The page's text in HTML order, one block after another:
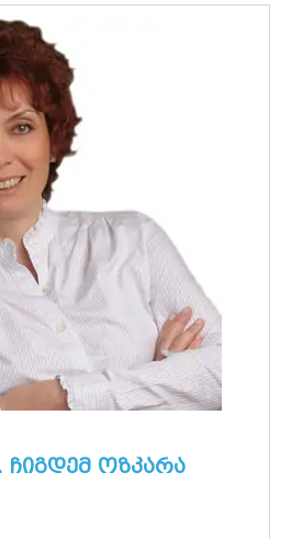
ოზკარა